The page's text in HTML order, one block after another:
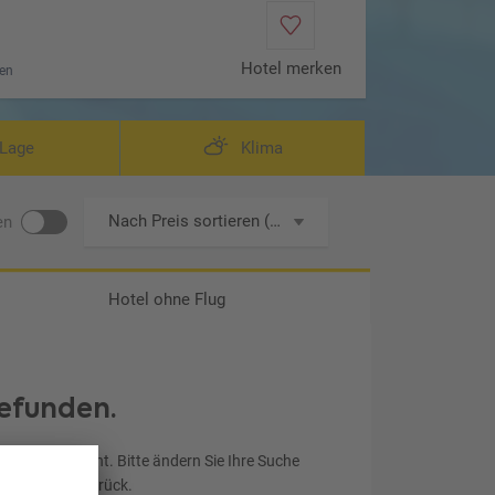
Superior Room Hotel merken
Lage Klima
Nach Preis sortieren (aufsteigend)
Hotel ohne Flug
entspricht. Bitte ändern Sie Ihre Suche
zurück.